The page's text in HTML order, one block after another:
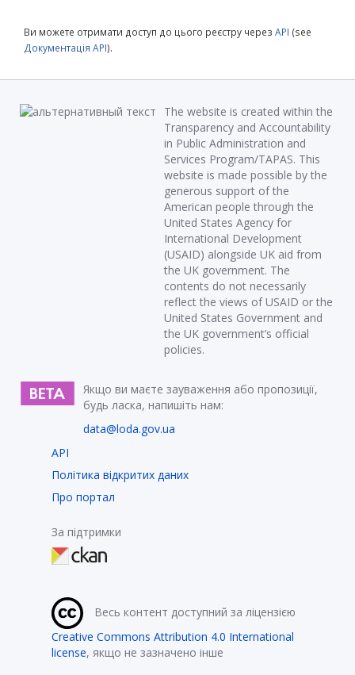
Ви можете отримати доступ до цього реєстру через API (see
Документація API).
The website is created within the
Transparency and Accountability
in Public Administration and
Services Program/TAPAS. This
website is made possible by the
generous support of the
American people through the
United States Agency for
International Development
(USAID) alongside UK aid from
the UK government. The
contents do not necessarily
reflect the views of USAID or the
United States Government and
the UK government’s official
policies.
Якщо ви маєте зауваження або пропозиції,
будь ласка, напишіть нам:
data@loda.gov.ua
API
Політика відкритих даних
Про портал
За підтримки
Весь контент доступний за ліцензією
Creative Commons Attribution 4.0 International
license, якщо не зазначено інше